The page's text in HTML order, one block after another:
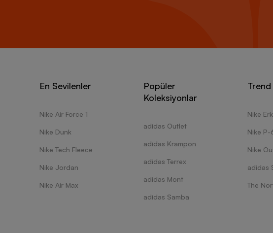
En Sevilenler
Nike Air Force 1
Nike Dunk
Nike Tech Fleece
Nike Jordan
Nike Air Max
Popüler
Koleksiyonlar
adidas Outlet
adidas Krampon
adidas Terrex
adidas Mont
adidas Samba
Nike
Nike
Nike
adidas
The